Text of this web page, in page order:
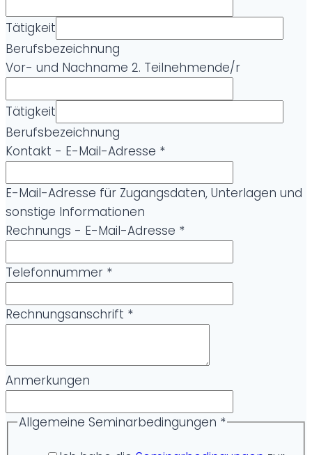
Tätigkeit
Berufsbezeichnung
Vor- und Nachname 2. Teilnehmende/r
T
ä
t
i
g
e
i
t
N
w
e
t
t
Tätigkeit
Berufsbezeichnung
Kontakt - E-Mail-Adresse *
E-Mail-Adresse für Zugangsdaten, Unterlagen und
sonstige Informationen
Rechnungs - E-Mail-Adresse *
Telefonnummer *
Rechnungsanschrift *
Anmerkungen
Allgemeine Seminarbedingungen *